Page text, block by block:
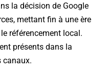
la décision de Google
mettant fin à une ère
référencement local.
présents dans la
canaux.